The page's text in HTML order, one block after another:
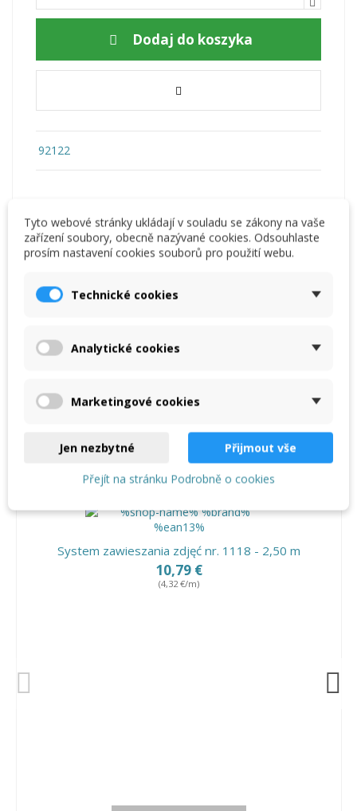
Dodaj do koszyka
92122
Opis
Komentarze(0)
Przesuwny hak nylonowy 92122
System zawieszania zdjęć nr. 1118 - 2,50 m
10,79 €
(4,32 €/m)
Tyto webové stránky ukládají v souladu se zákony na vaše
zařízení soubory, obecně nazývané cookies. Odsouhlaste
prosím nastavení cookies souborů pro použití webu.
Technické cookies
Analytické cookies
Marketingové cookies
Jen nezbytné Přijmout vše
Přejít na stránku Podrobně o cookies